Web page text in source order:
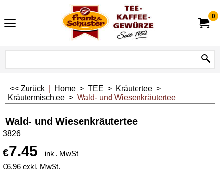
0
<< Zurück Home > TEE > Kräutertee >
Kräutermischtee > Wald- und Wiesenkräutertee
Wald- und Wiesenkräutertee
3826
€7.45
inkl. MwSt
€6.96 exkl. MwSt.